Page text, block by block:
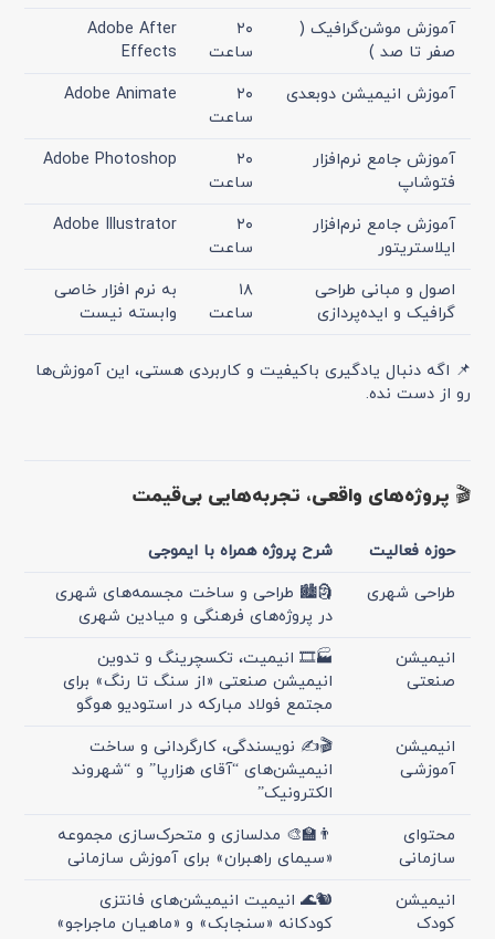
آموزش موشن‌گرافیک (
صفر تا صد )
۲۰
ساعت
Adobe After
Effects
آموزش انیمیشن دو‌بعدی
۲۰
ساعت
Adobe Animate
آموزش جامع نرم‌افزار
فتوشاپ
۲۰
ساعت
Adobe Photoshop
آموزش جامع نرم‌افزار
ایلاستریتور
۲۰
ساعت
Adobe Illustrator
اصول و مبانی طراحی
گرافیک و ایده‌پردازی
۱۸
ساعت
به نرم افزار خاصی
وابسته نیست
📌 اگه دنبال یادگیری باکیفیت و کاربردی هستی، این آموزش‌ها
رو از دست نده.
🎬 پروژه‌های واقعی، تجربه‌هایی بی‌قیمت
حوزه فعالیت
شرح پروژه همراه با ایموجی
طراحی شهری
🗿🏙️ طراحی و ساخت مجسمه‌های شهری
در پروژه‌های فرهنگی و میادین شهری
انیمیشن
صنعتی
🏭🎞️ انیمیت، تکسچرینگ و تدوین
انیمیشن صنعتی «از سنگ تا رنگ» برای
مجتمع فولاد مبارکه در استودیو هوگو
انیمیشن
آموزشی
🎬✍️ نویسندگی، کارگردانی و ساخت
انیمیشن‌های “آقای هزارپا” و “شهروند
الکترونیک”
محتوای
سازمانی
👨‍🏫🎨 مدلسازی و متحرک‌سازی مجموعه
«سیمای راهبران» برای آموزش سازمانی
انیمیشن
کودک
🐿️🌊 انیمیت انیمیشن‌های فانتزی
کودکانه «سنجابک» و «ماهیان ماجراجو»